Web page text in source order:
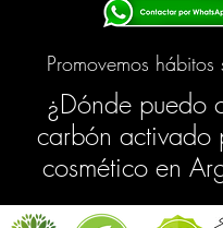
Promovemos hábitos
¿Dónde puedo
carbón activado
cosmético en